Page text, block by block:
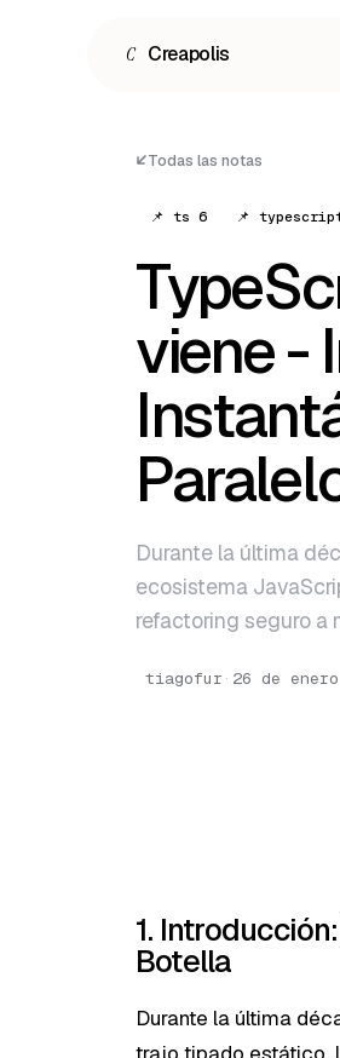
C Creapolis
Todas las notas
📌 ts 6 📌
viene -
Durante la última
ecosistema
refactoring seguro a
tiagofur · 26 de
1.
Botella
Durante la última
trajo tipado estático,